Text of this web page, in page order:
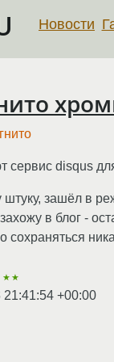
Новости
сервис disqus
штуку, зашёл в
в блог -
21:41:54 +00:00